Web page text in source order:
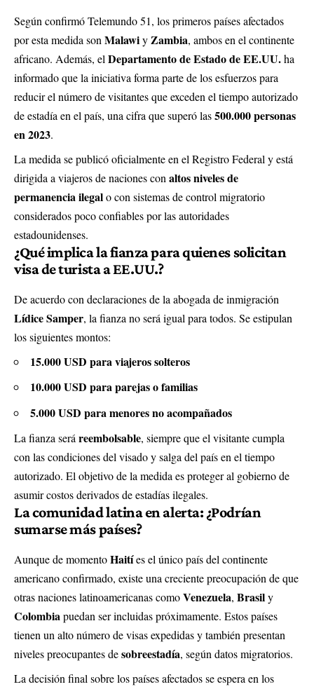
Según confirmó Telemundo 51, los primeros países afectados
por esta medida son Malawiy Zambia, ambos en el continente
africano. Además, el Departamento de Estado de EE.UU.ha
informado que la iniciativa forma parte de los esfuerzos para
reducir el número de visitantes que exceden el tiempo autorizado
de estadía en el país, una cifra que superó las500.000 personas
en 2023.
La medida se publicó oficialmente en el Registro Federal y está
dirigida a viajeros de naciones con altos niveles de
permanencia ilegalo con sistemas de control migratorio
considerados poco confiables por las autoridades
estadounidenses.
¿Qué implica la fianza para quienes solicitan
visa de turista a EE.UU.?
De acuerdo con declaraciones de la abogada de inmigración
Lídice Samper, la fianza no será igual para todos. Se estipulan
los siguientes montos:
15.000 USD para viajeros solteros
10.000 USD para parejas o familias
5.000 USD para menores no acompañados
La fianza será reembolsable, siempre que el visitante cumpla
con las condiciones del visado y salga del país en el tiempo
autorizado. El objetivo de la medida es proteger al gobierno de
asumir costos derivados de estadías ilegales.
La comunidad latina en alerta: ¿Podrían
sumarse más países?
Aunque de momentoHaitíes el único país del continente
americano confirmado, existe una creciente preocupación de que
otras naciones latinoamericanas comoVenezuela, Brasily
Colombiapuedan ser incluidas próximamente. Estos países
tienen un alto número de visas expedidas y también presentan
niveles preocupantes desobreestadía, según datos migratorios.
La decisión final sobre los países afectados se espera en los